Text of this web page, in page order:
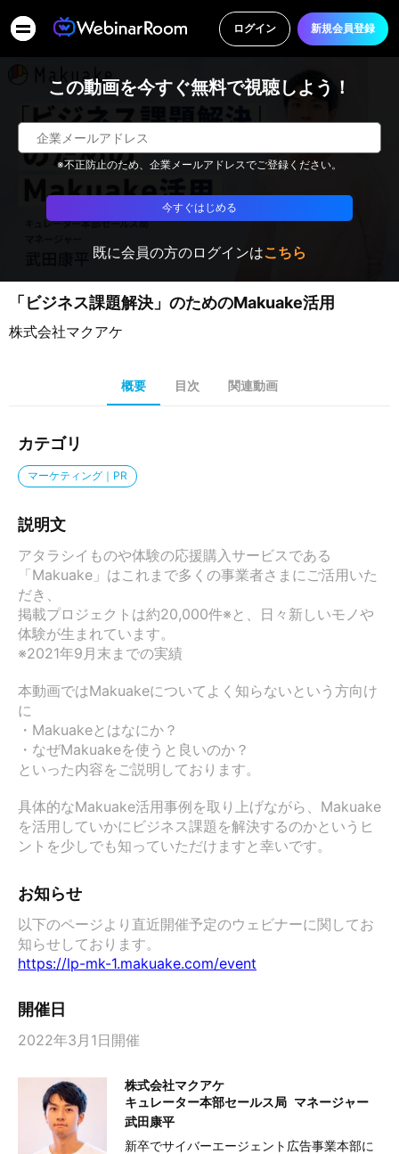
ログイン 新規会員登録
この動画を今すぐ無料で視聴しよう！
※不正防止のため、企業メールアドレスでご登録ください。
今すぐはじめる
既に会員の方のログインはこちら
「ビジネス課題解決」のためのMakuake活用
株式会社マクアケ
概要 目次 関連動画
カテゴリ
マーケティング｜PR
説明文
アタラシイものや体験の応援購入サービスである
「Makuake」はこれまで多くの事業者さまにご活用いた
だき、
掲載プロジェクトは約20,000件※と、日々新しいモノや
体験が生まれています。
※2021年9月末までの実績
本動画ではMakuakeについてよく知らないという方向け
に
・Makuakeとはなにか？
・なぜMakuakeを使うと良いのか？
といった内容をご説明しております。
具体的なMakuake活用事例を取り上げながら、Makuake
を活用していかにビジネス課題を解決するのかというヒ
ントを少しでも知っていただけますと幸いです。
お知らせ
以下のページより直近開催予定のウェビナーに関してお
https://lp-mk-1.makuake.com/event
開催日
2022年3月1日開催
株式会社マクアケ
キュレーター本部セールス局 マネージャー
武田康平
新卒でサイバーエージェント広告事業本部に